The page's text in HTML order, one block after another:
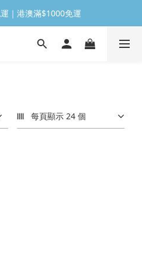
｜港澳滿$1000免運
每頁顯示 24 個